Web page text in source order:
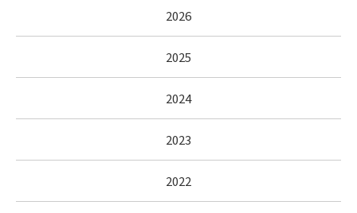
2026
2025
2024
2023
2022